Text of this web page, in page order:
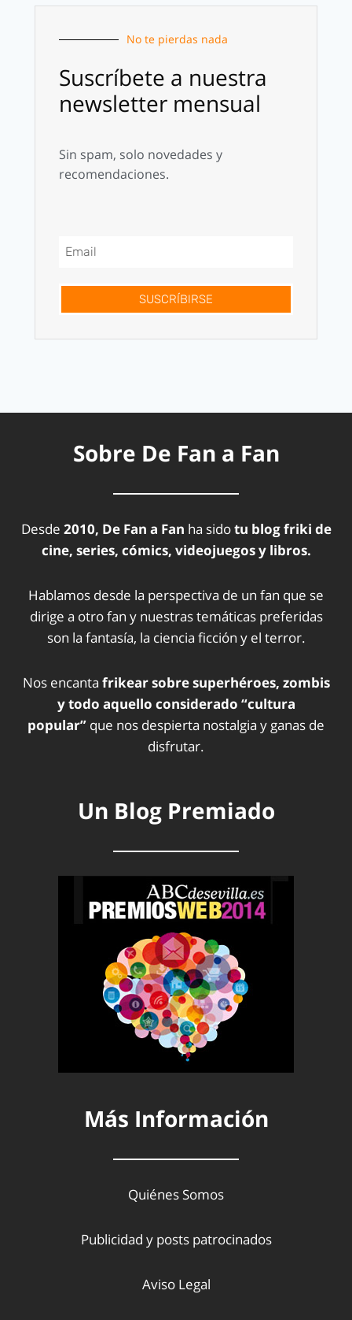
No te pierdas nada
Suscríbete a nuestra
newsletter mensual
Sin spam, solo novedades y
recomendaciones.
SUSCRÍBIRSE
Sobre De Fan a Fan
Desde 2010, De Fan a Fan ha sidotu blog friki de
cine, series, cómics, videojuegos y libros.
Hablamos desde la perspectiva de un fan que se
dirige a otro fan y nuestras temáticas preferidas
son la fantasía, la ciencia ficción y el terror.
Nos encanta frikear sobre superhéroes, zombis
y todo aquello considerado “cultura
popular” que nos despierta nostalgia y ganas de
disfrutar.
Un Blog Premiado
Más Información
Quiénes Somos
Publicidad y posts patrocinados
Aviso Legal